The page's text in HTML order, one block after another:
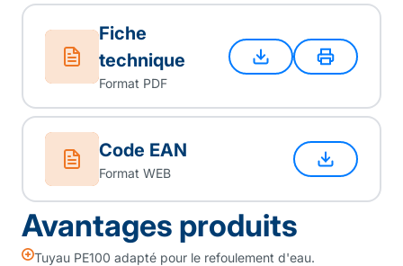
Fiche
technique
Format PDF
Code EAN
Format WEB
Avantages produits
Tuyau PE100 adapté pour le refoulement d'eau.